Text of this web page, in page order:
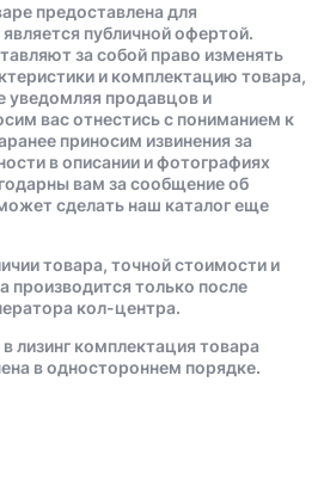
предоставлена для
публичной офертой.
за собой право изменять
и комплектацию товара,
уведомляя продавцов и
вас отнестись с пониманием к
приносим извинения за
в описании и фотографиях
вам за сообщение об
сделать наш каталог еще
товара, точной стоимости и
производится только после
кол-центра.
лизинг комплектация товара
в одностороннем порядке.